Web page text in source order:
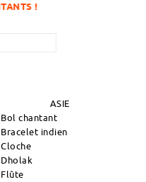
ASIE
Bol chantant
Bracelet indien
Cloche
Dholak
Flûte